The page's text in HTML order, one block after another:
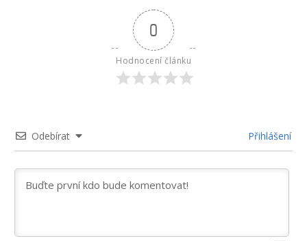
0
Hodnocení článku
Odebírat Přihlášení